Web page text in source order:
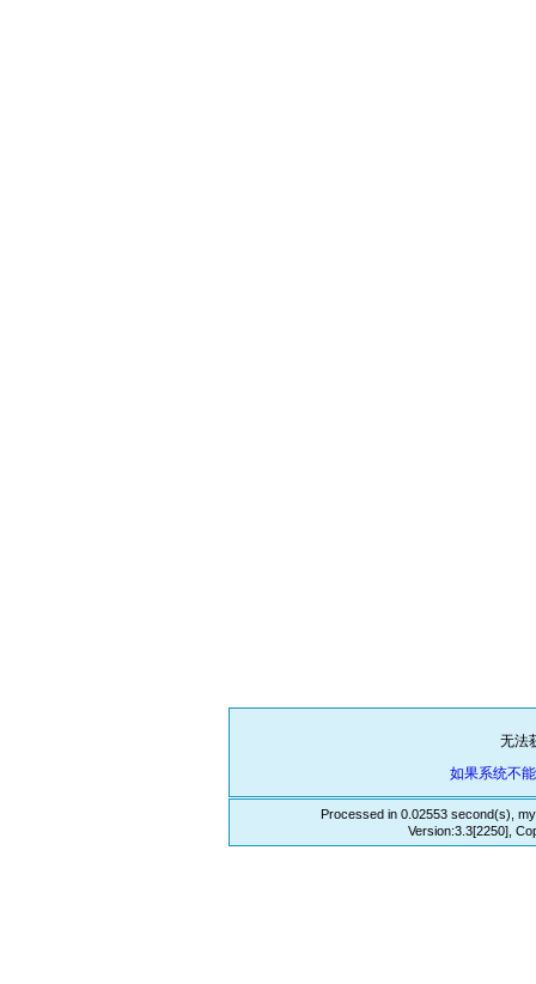
无法
如果系统不
Processed in 0.02553 second(s),
Version:3.3[2250],